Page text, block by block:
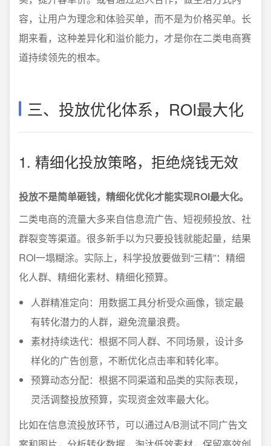
容，让用户为理念和体验买单，而不是为价格买单。长
期来看，这种差异化和溢价能力，才是你在二类电商赛
道持续领先的根本。
三、投放优化体系，ROI最大化
1. 精细化投放策略，拒绝烧钱无效
投放不是简单砸钱，精细化优化才能实现ROI最大化。
二类电商的流量大多来自信息流广告、短视频投放、社
群裂变等渠道。很多新手以为只要投钱就能起量，结果
ROI一塌糊涂。实际上，科学投放要做到“三精”：精细
化人群、精细化素材、精细化预算。
人群精准定向：用数据工具分析受众画像，锁定最
有转化潜力的人群，避免流量浪费。
素材持续迭代：根据不同人群、不同场景，设计多
样化的广告创意，不断优化点击率和转化率。
预算动态分配：根据不同渠道和品类的实际表现，
灵活调整投放预算，实现资金效率最大化。
比如在信息流投放环节，可以通过A/B测试不同广告文